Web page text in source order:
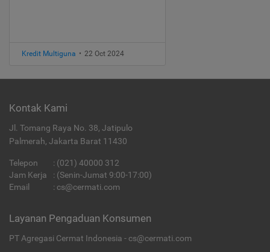
Kredit Multiguna • 22 Oct 2024
Kontak Kami
Jl. Tomang Raya No. 38, Jatipulo
Palmerah, Jakarta Barat 11430
Telepon : (021) 40000 312
Jam Kerja
: (Senin-Jumat 9:00-17:00)
Email
: cs@cermati.com
Layanan Pengaduan Konsumen
PT Agregasi Cermat Indonesia - cs@cermati.com